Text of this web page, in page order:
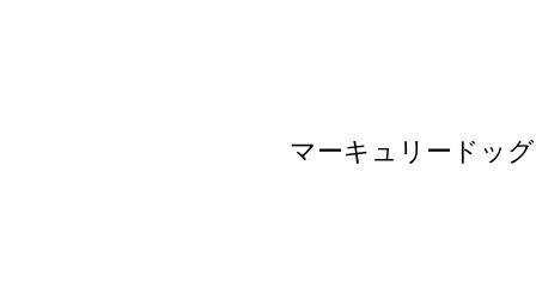
マーキュリードッグ